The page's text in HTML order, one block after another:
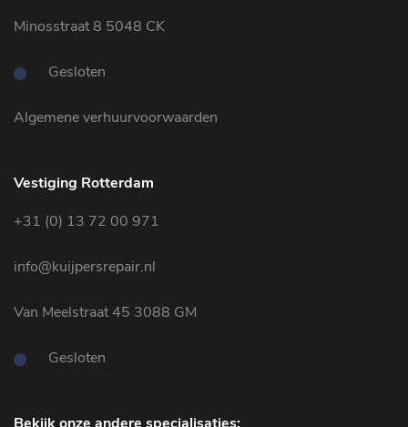
Minosstraat 8 5048 CK
Gesloten
Algemene verhuurvoorwaarden
Vestiging Rotterdam
+31 (0) 13 72 00 971
info@kuijpersrepair.nl
Van Meelstraat 45 3088 GM
Gesloten